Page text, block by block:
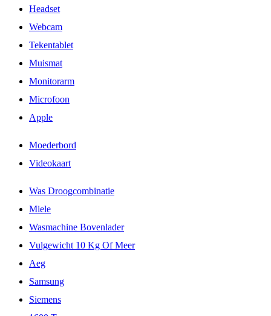
Headset
Webcam
Tekentablet
Muismat
Monitorarm
Microfoon
Apple
Moederbord
Videokaart
Was Droogcombinatie
Miele
Wasmachine Bovenlader
Vulgewicht 10 Kg Of Meer
Aeg
Samsung
Siemens